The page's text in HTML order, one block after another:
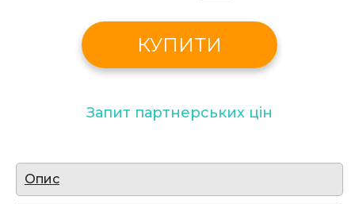
КУПИТИ
Запит партнерських цін
Опис